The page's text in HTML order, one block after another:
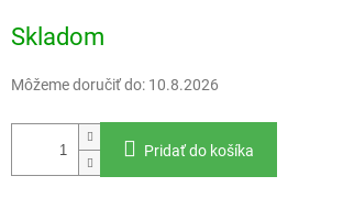
cena:
Skladom
Môžeme doručiť do: 10.8.2026
Pridať do košíka